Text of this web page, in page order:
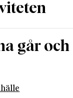
går och